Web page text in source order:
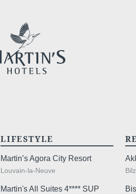
LIFESTYLE
Martin’s Agora City Resort
Louvain-la-Neuve
Martin's All Suites 4**** SUP